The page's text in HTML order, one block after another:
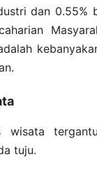
dan 0.55%
wisata
tuju.